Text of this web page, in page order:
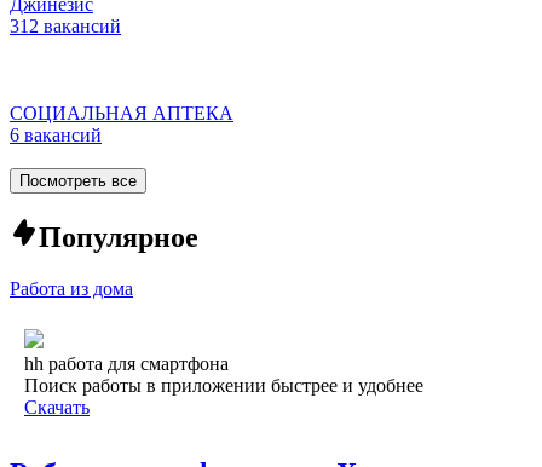
312 вакансий
СОЦИАЛЬНАЯ АПТЕКА
6 вакансий
Посмотреть все
Популярное
Работа из дома
hh работа для смартфона
Поиск работы в приложении быстрее и удобнее
Скачать